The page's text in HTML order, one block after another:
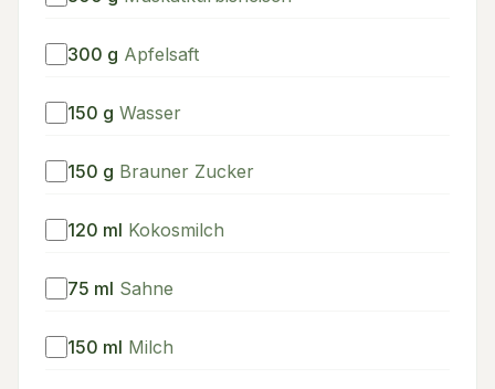
300 g Apfelsaft
150 g Wasser
150 g Brauner Zucker
120 ml Kokosmilch
75 ml Sahne
150 ml Milch